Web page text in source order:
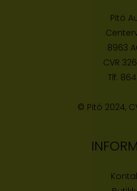
Pitó
8963
CVR
Tlf:
© Pitó 2024,